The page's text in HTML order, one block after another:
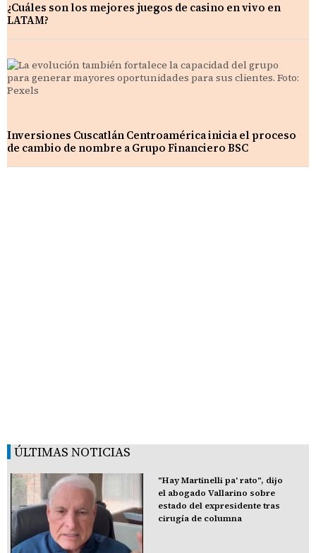
¿Cuáles son los mejores juegos de casino en vivo en
LATAM?
Inversiones Cuscatlán Centroamérica inicia el proceso
de cambio de nombre a Grupo Financiero BSC
ÚLTIMAS NOTICIAS
"Hay Martinelli pa' rato", dijo
el abogado Vallarino sobre
estado del expresidente tras
cirugía de columna